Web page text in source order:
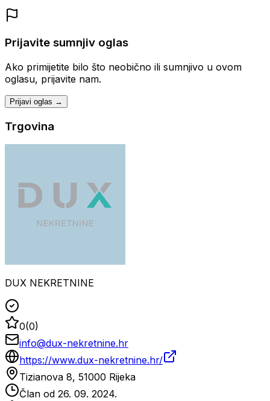
Prijavite sumnjiv oglas
Ako primijetite bilo što neobično ili sumnjivo u ovom
oglasu, prijavite nam.
Prijavi oglas →
Trgovina
DUX NEKRETNINE
0(0)
info@dux-nekretnine.hr
https://www.dux-nekretnine.hr/
Tizianova 8, 51000 Rijeka
Član od 26. 09. 2024.